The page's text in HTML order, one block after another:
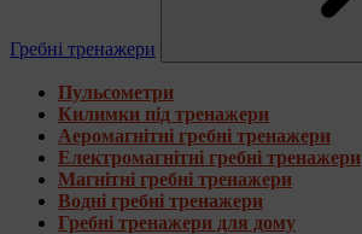
Гребні тренажери
Пульсометри
Килимки під тренажери
Аеромагнітні гребні тренажери
Електромагнітні гребні тренажери
Магнітні гребні тренажери
Водні гребні тренажери
Гребні тренажери для дому